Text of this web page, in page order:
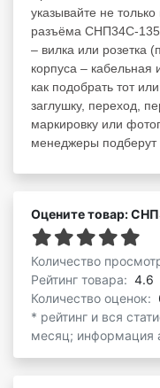
указывайте не
разъёма СНП34С-
– вилка или розетка
корпуса – кабельная
как подобрать тот
заглушку, переход,
маркировку или
менеджеры подберут
Оцените товар:
Количество
Рейтинг товара: 4.6
Количество оценок:
* рейтинг и вся
месяц; информация